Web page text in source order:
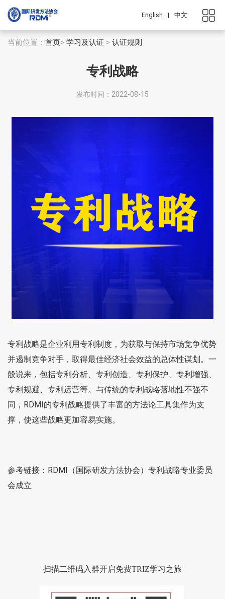
English | 中文
当前位置： 首页> 学习及认证 > 认证规则
专利战略
发布时间：2022-08-15
专利战略是企业利用专利制度，为获取与保持市场竞争优势
并遏制竞争对手，取得最佳经济社会效益的总体性谋划。一
般说来，包括专利分析、专利创造、专利保护、专利增强、
专利规避、专利运营等。与传统的专利战略落地性不强不
同，RDMI的专利战略提供了丰富的方法论工具集作为支
撑，使这些战略更加容易实施。
参考链接： RDMI（国际研发方法协会）专利战略专业委员
会成立
扫描二维码入群开启免费TRIZ学习之旅